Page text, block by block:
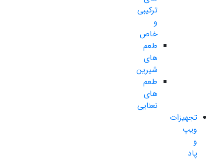
ترکیبی
و
خاص
طعم
های
شیرین
طعم
های
نعنایی
تجهیزات
ویپ
و
پاد